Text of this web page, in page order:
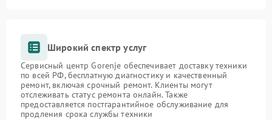
Широкий спектр услуг
Сервисный центр Gorenje обеспечивает доставку техники
по всей РФ, бесплатную диагностику и качественный
ремонт, включая срочный ремонт. Клиенты могут
отслеживать статус ремонта онлайн. Также
предоставляется постгарантийное обслуживание для
продления срока службы техники